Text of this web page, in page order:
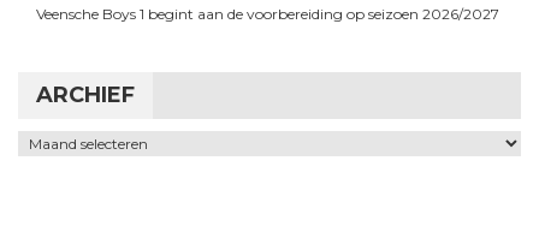
Veensche Boys 1 begint aan de voorbereiding op seizoen 2026/2027
ARCHIEF
Archief